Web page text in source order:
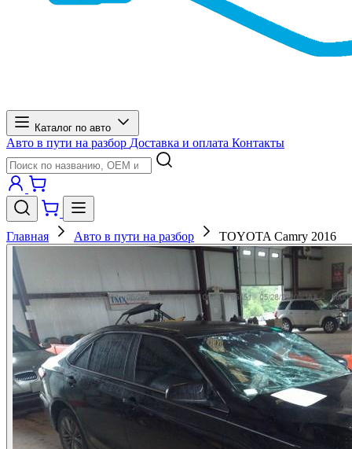
Каталог по авто
Авто в пути на разбор Доставка и оплата Контакты
Главная Авто в пути на разбор TOYOTA Camry 2016